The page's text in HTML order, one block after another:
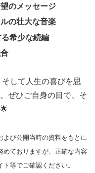
のメッセージ
の壮大な音楽
希少な続編
そして人生の喜びを思
ぜひご自身の目で、そ
び公開当時の資料をもとに
めておりますが、正確な内容
等でご確認ください。